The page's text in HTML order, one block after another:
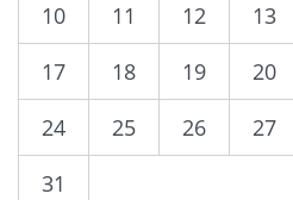
10
11 12 13
17
18 19 20
24
25 26 27
31